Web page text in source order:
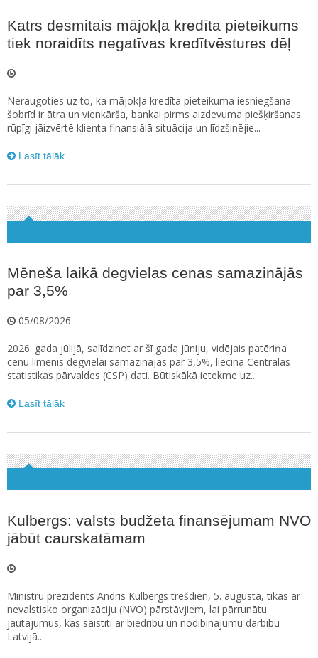
Katrs desmitais mājokļa kredīta pieteikums
tiek noraidīts negatīvas kredītvēstures dēļ
Neraugoties uz to, ka mājokļa kredīta pieteikuma iesniegšana
šobrīd ir ātra un vienkārša, bankai pirms aizdevuma piešķiršanas
rūpīgi jāizvērtē klienta finansiālā situācija un līdzšinējie...
Lasīt tālāk
Mēneša laikā degvielas cenas samazinājās
par 3,5%
05/08/2026
2026. gada jūlijā, salīdzinot ar šī gada jūniju, vidējais patēriņa
cenu līmenis degvielai samazinājās par 3,5%, liecina Centrālās
statistikas pārvaldes (CSP) dati. Būtiskākā ietekme uz...
Lasīt tālāk
Kulbergs: valsts budžeta finansējumam NVO
jābūt caurskatāmam
Ministru prezidents Andris Kulbergs trešdien, 5. augustā, tikās ar
nevalstisko organizāciju (NVO) pārstāvjiem, lai pārrunātu
jautājumus, kas saistīti ar biedrību un nodibinājumu darbību
Latvijā...